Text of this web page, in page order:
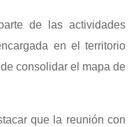
de las actividades
en el territorio
consolidar el mapa de
que la reunión con